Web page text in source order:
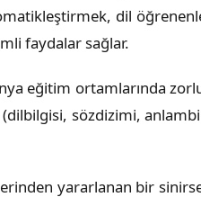
dil
faydalar sağlar.
eğitim ortamlarında
sözdizimi,
yararlanan bir